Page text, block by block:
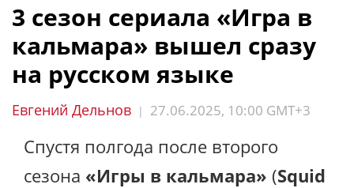
3 сезон сериала «Игра в
кальмара» вышел сразу
на русском языке
Евгений Дельнов | 27.06.2025, 10:00 GMT+3
Спустя полгода после второго
сезона «Игры в кальмара» (Squid